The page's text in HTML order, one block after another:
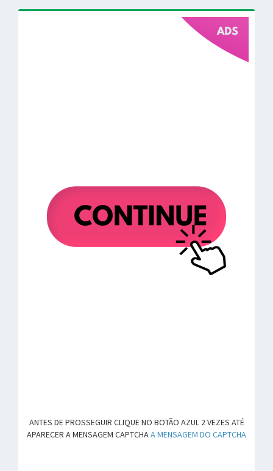
ANTES DE PROSSEGUIR CLIQUE NO BOTÃO AZUL 2 VEZES ATÉ
APARECER A MENSAGEM CAPTCHAA MENSAGEM DO CAPTCHA